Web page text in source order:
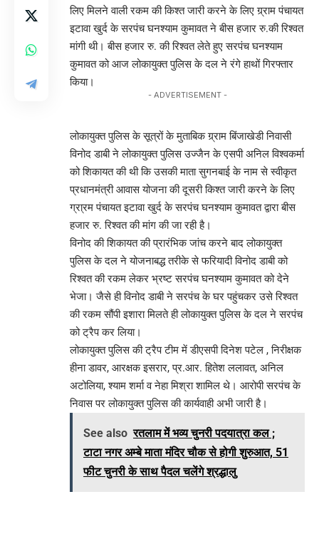
लिए मिलने वाली रकम की किश्त जारी करने के लिए ग्र्राम पंचायत
इटावा खुर्द के सरपंच घनश्याम कुमावत ने बीस हजार रु.की रिश्वत
मांगी थी। बीस हजार रु. की रिश्वत लेते हुए सरपंच घनश्याम
कुमावत को आज लोकायुक्त पुलिस के दल ने रंगे हाथों गिरफ्तार
किया।
- ADVERTISEMENT -
लोकायुक्त पुलिस के सूत्रों के मुताबिक ग्र्राम बिंजाखेडी निवासी
विनोद डाबी ने लोकायुक्त पुलिस उज्जैन के एसपी अनिल विश्वकर्मा
को शिकायत की थी कि उसकी माता सुगनबाई के नाम से स्वीकृत
प्रधानमंत्री आवास योजना की दूसरी किश्त जारी करने के लिए
ग्रा्रम पंचायत इटावा खुर्द के सरपंच घनश्याम कुमावत द्वारा बीस
हजार रु. रिश्वत की मांग की जा रही है।
विनोद की शिकायत की प्रारंभिक जांच करने बाद लोकायुक्त
पुलिस के दल ने योजनाबद्ध तरीके से फरियादी विनोद डाबी को
रिश्वत की रकम लेकर भ्रष्ट सरपंच घनश्याम कुमावत को देने
भेजा। जैसे ही विनोद डाबी ने सरपंच के घर पहुंचकर उसे रिश्वत
की रकम सौंपी इशारा मिलते ही लोकायुक्त पुलिस के दल ने सरपंच
को ट्रैप कर लिया।
लोकायुक्त पुलिस की ट्रैप टीम में डीएसपी दिनेश पटेल , निरीक्षक
हीना डावर, आरक्षक इसरार, प्र.आर. हितेश ललावत, अनिल
अटोलिया, श्याम शर्मा व नेहा मिश्रा शामिल थे। आरोपी सरपंच के
निवास पर लोकायुक्त पुलिस की कार्यवाही अभी जारी है।
See also रतलाम में भव्य चुनरी पदयात्रा कल ;
टाटा नगर अम्बे माता मंदिर चौक से होगी शुरुआत, 51
फीट चुनरी के साथ पैदल चलेंगे श्रद्धालु